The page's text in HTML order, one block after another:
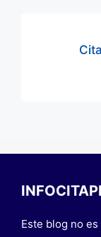
Este blog no